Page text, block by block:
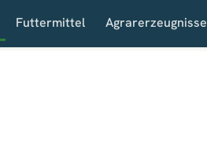
Futtermittel Agrarerzeugnisse